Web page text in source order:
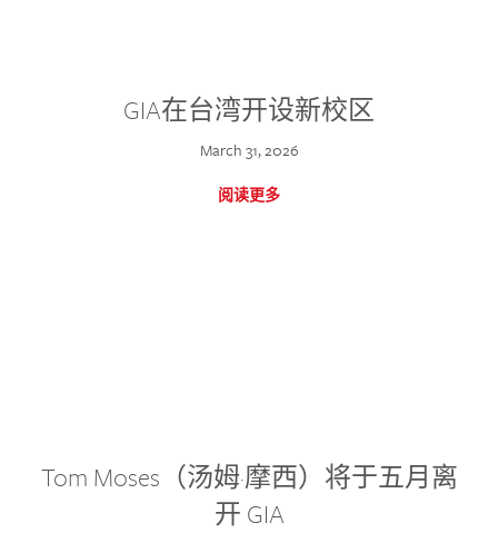
GIA在台湾开设新校区
March 31, 2026
阅读更多
Tom Moses（汤姆·摩西）将于五月离
开 GIA